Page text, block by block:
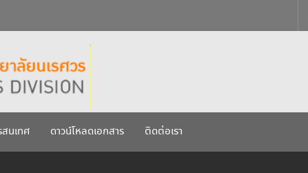
ะจำปีการศึกษา 256
สนเทศ ดาวน์โหลดเอกสาร ติดต่อเรา